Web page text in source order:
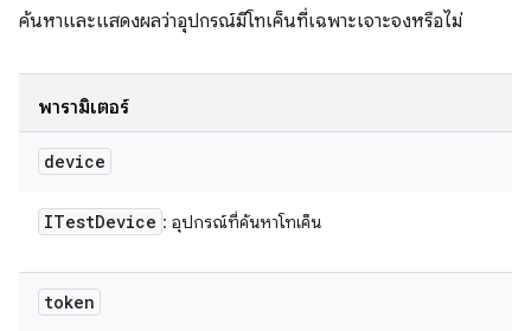
ค้นหาและแสดงผลว่าอุปกรณ์มีโทเค็นที่เฉพาะเจาะจงหรือไม่
พารามิเตอร์
device
ITestDevice : อุปกรณ์ที่ค้นหาโทเค็น
token